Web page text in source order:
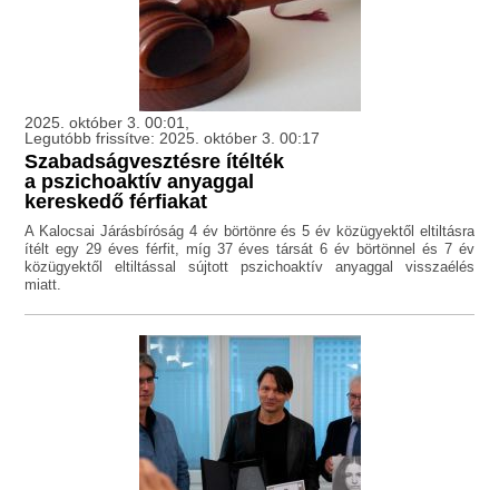
2025. október 3. 00:01,
Legutóbb frissítve: 2025. október 3. 00:17
Szabadságvesztésre ítélték
a pszichoaktív anyaggal
kereskedő férfiakat
A Kalocsai Járásbíróság 4 év börtönre és 5 év közügyektől eltiltásra
ítélt egy 29 éves férfit, míg 37 éves társát 6 év börtönnel és 7 év
közügyektől eltiltással sújtott pszichoaktív anyaggal visszaélés
miatt.